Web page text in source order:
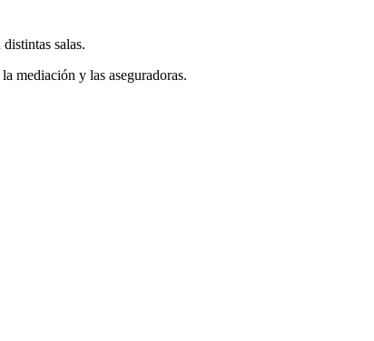
salas.
mediación y las aseguradoras.